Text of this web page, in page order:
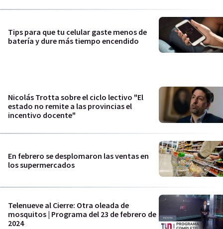
Tips para que tu celular gaste menos de
batería y dure más tiempo encendido
Nicolás Trotta sobre el ciclo lectivo "El
estado no remite a las provincias el
incentivo docente"
En febrero se desplomaron las ventas en
los supermercados
Telenueve al Cierre: Otra oleada de
mosquitos | Programa del 23 de febrero de
2024